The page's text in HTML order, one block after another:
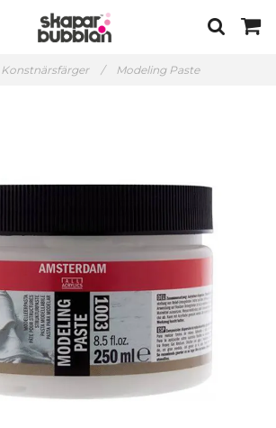
Konstnärsfärger / Modeling Paste